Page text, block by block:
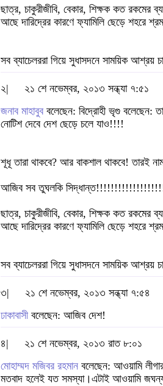
ছাত্র, চাকুরীজীবি, বেকার, শিক্ষক কত রকমের
আছে দারিদ্রের কারণে ফ্যামিলি ছেড়ে শহরে
সব ব্যাচেলররা গিয়ে সুধাসদনে সাময়িক আশ্রয়
২|
২১ শে নভেম্বর, ২০১৩ সন্ধ্যা ৭:৫১
জনাব মাহাবুব বলেছেন: বিদ্রোহী ভৃগু বলেছেন:
নোটিশ দেবে দেশ ছেড়ে চলে যাও!!!!
শূধূ তারা থাকবে? আর বাকশাল থাকবে! তারই
আজিব সব তুঘলকি
ছাত্র, চাকুরীজীবি, বেকার, শিক্ষক কত রকমের
আছে দারিদ্রের কারণে ফ্যামিলি ছেড়ে শহরে
সব ব্যাচেলররা গিয়ে সুধাসদনে সাময়িক আশ্রয়
৩|
২১ শে নভেম্বর, ২০১৩ সন্ধ্যা ৭:৫৪
ঢাকাবাসীবলেছেন: আজিব দেশ!
৪|
২১ শে নভেম্বর, ২০১৩ রাত ৮:০১
মোহাম্মদ মজিবর রহমান বলেছেন: আওয়ামি
মতবাদ হলেই যত সমস্যা।এটাই আওয়ামি